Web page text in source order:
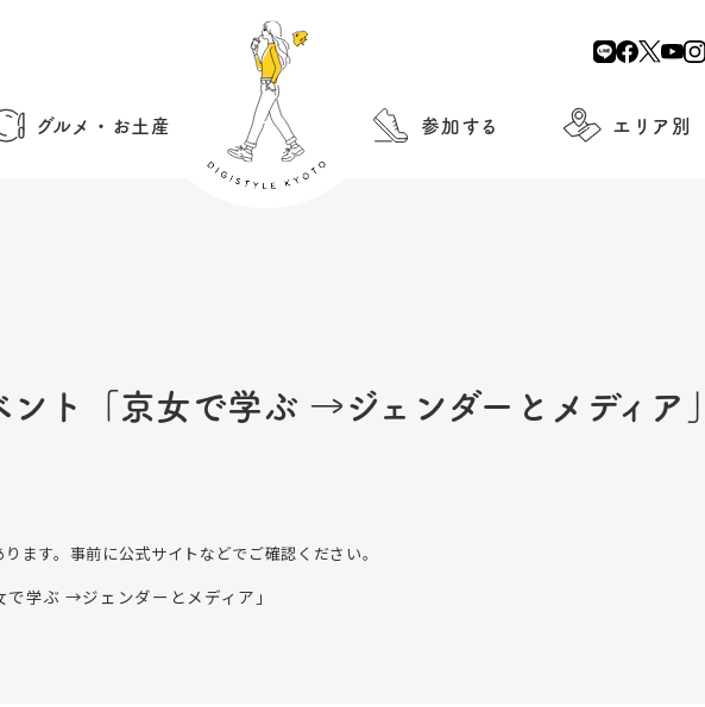
グルメ・お土産 参加する エリア別
ト「京女で学ぶ →ジェンダーとメディア」
ます。事前に公式サイトなどでご確認ください。
学ぶ →ジェンダーとメディア」